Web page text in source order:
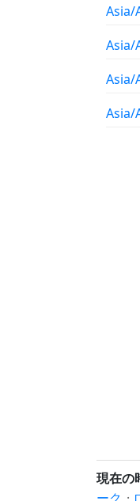
Asia/
Asia/
Asia/
Asia/
現在の